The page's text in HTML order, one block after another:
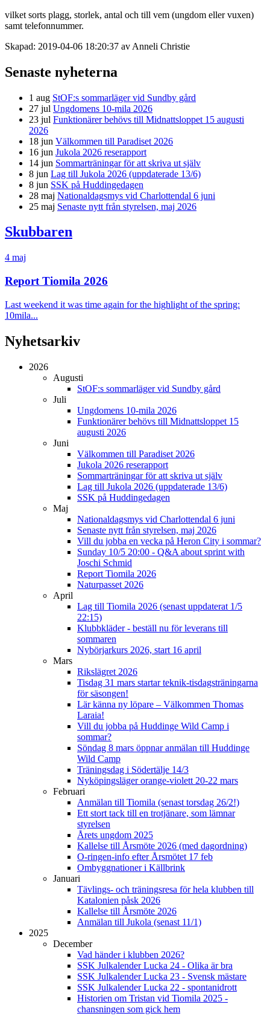
vilket sorts plagg, storlek, antal och till vem (ungdom eller vuxen)
samt telefonnummer.
Skapad: 2019-04-06 18:20:37 av Anneli Christie
Senaste nyheterna
1 aug StOF:s sommarläger vid Sundby gård
27 jul Ungdomens 10-mila 2026
23 jul Funktionärer behövs till Midnattsloppet 15 augusti
2026
18 jun Välkommen till Paradiset 2026
16 jun Jukola 2026 reserapport
14 jun Sommarträningar för att skriva ut själv
8 jun Lag till Jukola 2026 (uppdaterade 13/6)
8 jun SSK på Huddingedagen
28 maj Nationaldagsmys vid Charlottendal 6 juni
25 maj Senaste nytt från styrelsen, maj 2026
Skubbaren
4 maj
Report Tiomila 2026
Last weekend it was time again for the highlight of the spring:
10mila...
Nyhetsarkiv
2026
Augusti
StOF:s sommarläger vid Sundby gård
Juli
Ungdomens 10-mila 2026
Funktionärer behövs till Midnattsloppet 15
augusti 2026
Juni
Välkommen till Paradiset 2026
Jukola 2026 reserapport
Sommarträningar för att skriva ut själv
Lag till Jukola 2026 (uppdaterade 13/6)
SSK på Huddingedagen
Maj
Nationaldagsmys vid Charlottendal 6 juni
Senaste nytt från styrelsen, maj 2026
Vill du jobba en vecka på Heron City i sommar?
Sunday 10/5 20:00 - Q&A about sprint with
Joschi Schmid
Report Tiomila 2026
Naturpasset 2026
April
Lag till Tiomila 2026 (senast uppdaterat 1/5
22:15)
Klubbkläder - beställ nu för leverans till
sommaren
Nybörjarkurs 2026, start 16 april
Mars
Rikslägret 2026
Tisdag 31 mars startar teknik-tisdagsträningarna
för säsongen!
Lär känna ny löpare – Välkommen Thomas
Laraia!
Vill du jobba på Huddinge Wild Camp i
sommar?
Söndag 8 mars öppnar anmälan till Huddinge
Wild Camp
Träningsdag i Södertälje 14/3
Nyköpingsläger orange-violett 20-22 mars
Februari
Anmälan till Tiomila (senast torsdag 26/2!)
Ett stort tack till en trotjänare, som lämnar
styrelsen
Årets ungdom 2025
Kallelse till Årsmöte 2026 (med dagordning)
O-ringen-info efter Årsmötet 17 feb
Ombyggnationer i Källbrink
Januari
Tävlings- och träningsresa för hela klubben till
Katalonien påsk 2026
Kallelse till Årsmöte 2026
Anmälan till Jukola (senast 11/1)
2025
December
Vad händer i klubben 2026?
SSK Julkalender Lucka 24 - Olika är bra
SSK Julkalender Lucka 23 - Svensk mästare
SSK Julkalender Lucka 22 - spontanidrott
Historien om Tristan vid Tiomila 2025 -
chansningen som gick hem